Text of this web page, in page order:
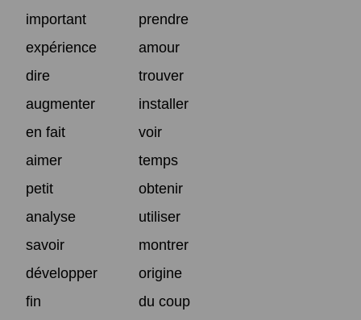
important
prendre
expérience
amour
dire
trouver
augmenter
installer
en fait
voir
aimer
temps
petit
obtenir
analyse
utiliser
savoir
montrer
développer
origine
fin
du coup